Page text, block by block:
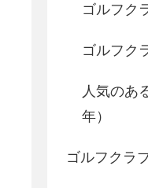
ゴルフク
ゴルフク
人気のあ
年）
ゴルフクラ